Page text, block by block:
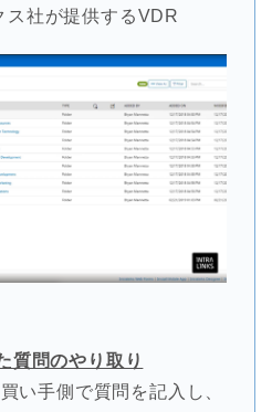
ス社が提供するVDR
質問のやり取り
手側で質問を記入し、